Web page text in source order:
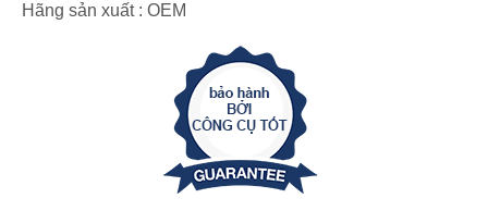
Hãng sản xuất : OEM